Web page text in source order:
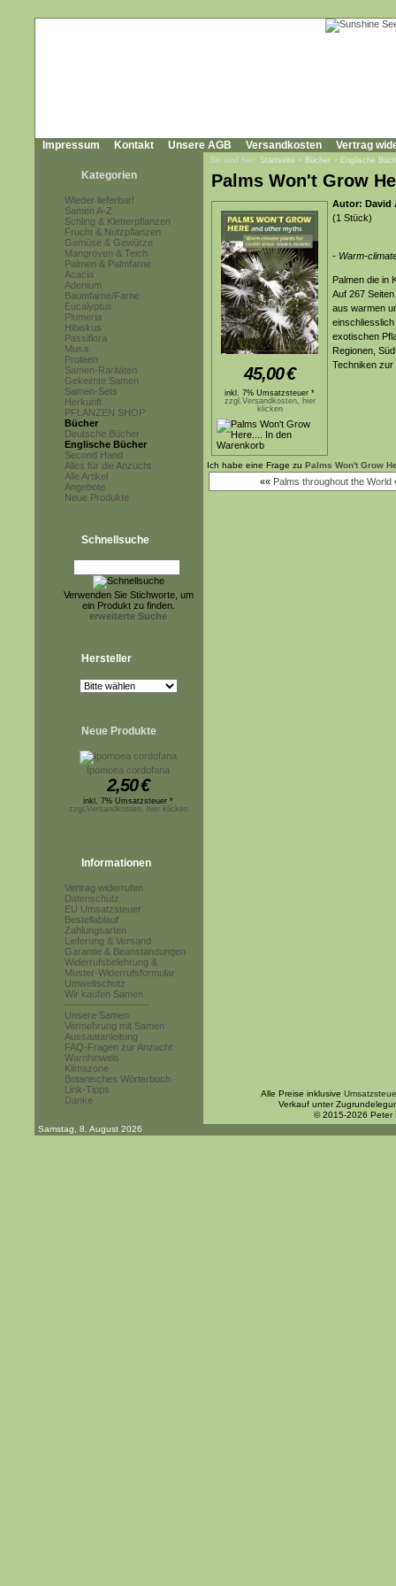
Impressum Kontakt Unsere AGB Versandkosten Vertrag
Kategorien
Wieder lieferbar!
Samen A-Z
Schling & Kletterpflanzen
Frucht & Nutzpflanzen
Gemüse & Gewürze
Mangroven & Teich
Palmen & Palmfarne
Acacia
Adenium
Baumfarne/Farne
Eucalyptus
Plumeria
Hibiskus
Passiflora
Musa
Proteen
Samen-Raritäten
Gekeimte Samen
Samen-Sets
Herkunft
PFLANZEN SHOP
Bücher
Deutsche Bücher
Englische Bücher
Second Hand
Alles für die Anzucht
Alle Artikel
Angebote
Neue Produkte
Schnellsuche
Verwenden Sie Stichworte, um
ein Produkt zu finden.
erweiterte Suche
Hersteller
Neue Produkte
Ipomoea cordofana
2,50€
inkl. 7% Umsatzsteuer *
zzgl.Versandkosten, hier klicken
Informationen
Vertrag widerrufen
Datenschutz
EU Umsatzsteuer
Bestellablauf
Zahlungsarten
Lieferung & Versand
Garantie & Beanstandungen
Widerrufsbelehrung &
Muster-Widerrufsformular
Umweltschutz
Wir kaufen Samen
------------------------
Unsere Samen
Vermehrung mit Samen
Aussaatanleitung
FAQ-Fragen zur Anzucht
Warnhinweis
Klimazone
Botanisches Wörterbuch
Link-Tipps
Danke
Sie sind hier: Startseite » Bücher » Englische
Palms Won't Grow
45,00€
inkl. 7% Umsatzsteuer *
zzgl.Versandkosten, hier
klicken
Autor: David
(1 Stück)
- Warm-
Palmen die in
Auf 267
aus warmen
exotischen
Regionen,
Techniken zur
Ich habe eine Frage zu Palms Won't Grow
«« Palms throughout the World
Alle Preise inklusive
Verkauf unter
© 2015-2026 Peter
Samstag, 8. August 2026